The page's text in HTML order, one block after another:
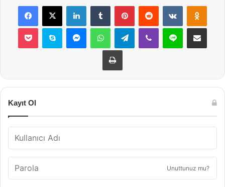
Facebook
X LinkedInTumblr PinterestReddit VKontakte
Pocket Skype MessengerWhatsAppTelegramViber Line E-Posta ile
Yazdır
Kayıt Ol
Unuttunuz mu?